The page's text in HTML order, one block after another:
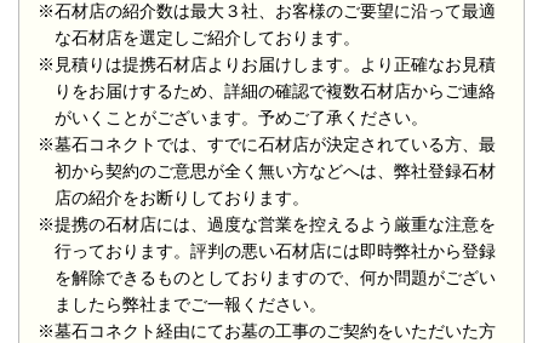
※石材店の紹介数は最大３社、お客様のご要望に沿って最適
な石材店を選定しご紹介しております。
※見積りは提携石材店よりお届けします。より正確なお見積
りをお届けするため、詳細の確認で複数石材店からご連絡
がいくことがございます。予めご了承ください。
※墓石コネクトでは、すでに石材店が決定されている方、最
初から契約のご意思が全く無い方などへは、弊社登録石材
店の紹介をお断りしております。
※提携の石材店には、過度な営業を控えるよう厳重な注意を
行っております。評判の悪い石材店には即時弊社から登録
を解除できるものとしておりますので、何か問題がござい
ましたら弊社までご一報ください。
※墓石コネクト経由にてお墓の工事のご契約をいただいた方